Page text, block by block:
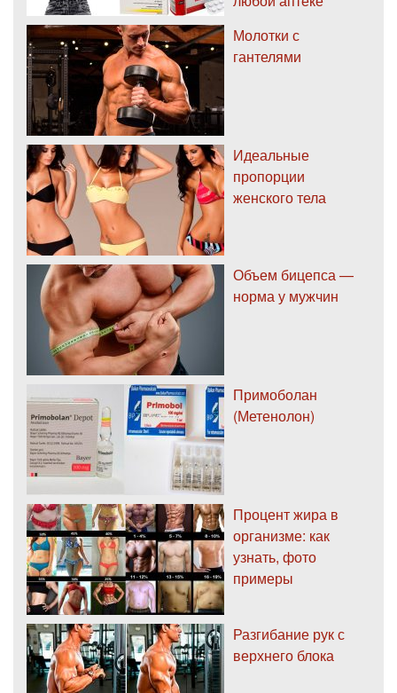
Молотки с
гантелями
Идеальные
пропорции
женского тела
Объем бицепса —
норма у мужчин
Примоболан
(Метенолон)
Процент жира в
организме: как
узнать, фото
примеры
Разгибание рук с
верхнего блока